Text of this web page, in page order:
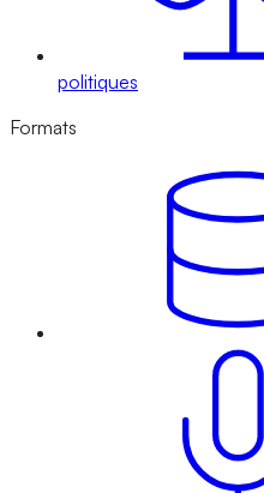
politiques
Formats